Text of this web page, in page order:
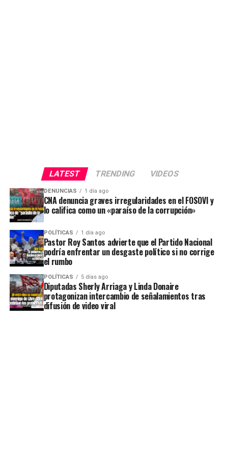
LATEST TRENDING VIDEOS
DENUNCIAS 1 día ago
CNA denuncia graves irregularidades en el FOSOVI y
lo califica como un «paraíso de la corrupción»
POLÍTICAS 1 día ago
Pastor Roy Santos advierte que el Partido Nacional
podría enfrentar un desgaste político si no corrige
el rumbo
POLÍTICAS 5 días ago
Diputadas Sherly Arriaga y Linda Donaire
protagonizan intercambio de señalamientos tras
difusión de video viral